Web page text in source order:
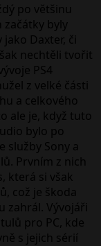
po většinu
začátky byly
Daxter, či
nechtěli tvořit
PS4
z velké části
a celkového
ale je, když tuto
bylo po
služby Sony a
Prvním z nich
která si však
což je škoda
zahrál. Vývojáři
pro PC, kde
s jejich sérií